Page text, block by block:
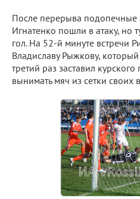
После перерыва подопечные
Игнатенко пошли в атаку, но
гол. На 52-й минуте встречи
Владиславу Рыжкову,
третий раз заставил
вынимать мяч из сетки своих